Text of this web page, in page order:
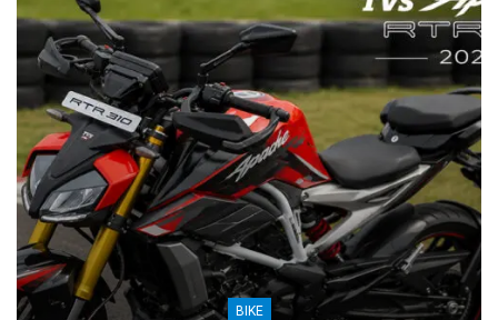
BIKE